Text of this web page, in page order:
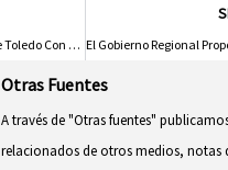
Vecinos del Casco de Toledo Con Obras Finalizadas Podrán Acceder a Más Ayudas del Consorcio
Otras Fuentes
A través de "Otras fuentes"
relacionados de otros medios, notas